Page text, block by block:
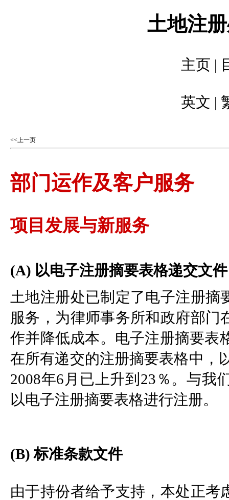
土地注
主页 |
英文 |
<<上一页
部门运作及客户服务
项目发展与新服务
(A) 以电子注册摘要表格递交文件
土地注册处已制定了电子注册
服务，为律师事务所和政府部
作并降低成本。电子注册摘要表
在所有递交的注册摘要表格中，
2008年6月已上升到23％。与我
以电子注册摘要表格进行注册。
(B) 标准条款文件
由于持份者给予支持，本处正